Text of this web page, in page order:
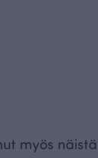
myös näistä